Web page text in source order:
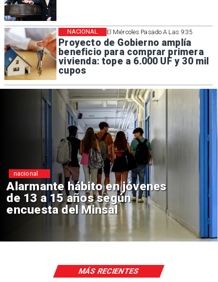
El Miércoles Pasado A Las 9:35
Proyecto de Gobierno amplía
beneficio para comprar primera
vivienda: tope a 6.000 UF y 30 mil
cupos
NACIONAL
Aprueban creación del
Sebastián Piñera con
de $4 mil millones
Regiones
MÁS RECIENTES